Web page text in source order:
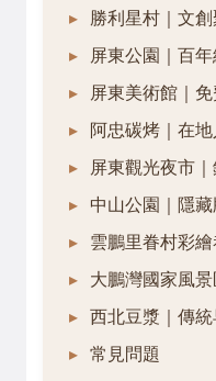
勝利星村｜文
屏東公園｜百
屏東美術館｜
阿忠碳烤｜在
屏東觀光夜市
中山公園｜隱
雲鵬里眷村彩繪
大鵬灣國家風景
西北豆漿｜傳
常見問題